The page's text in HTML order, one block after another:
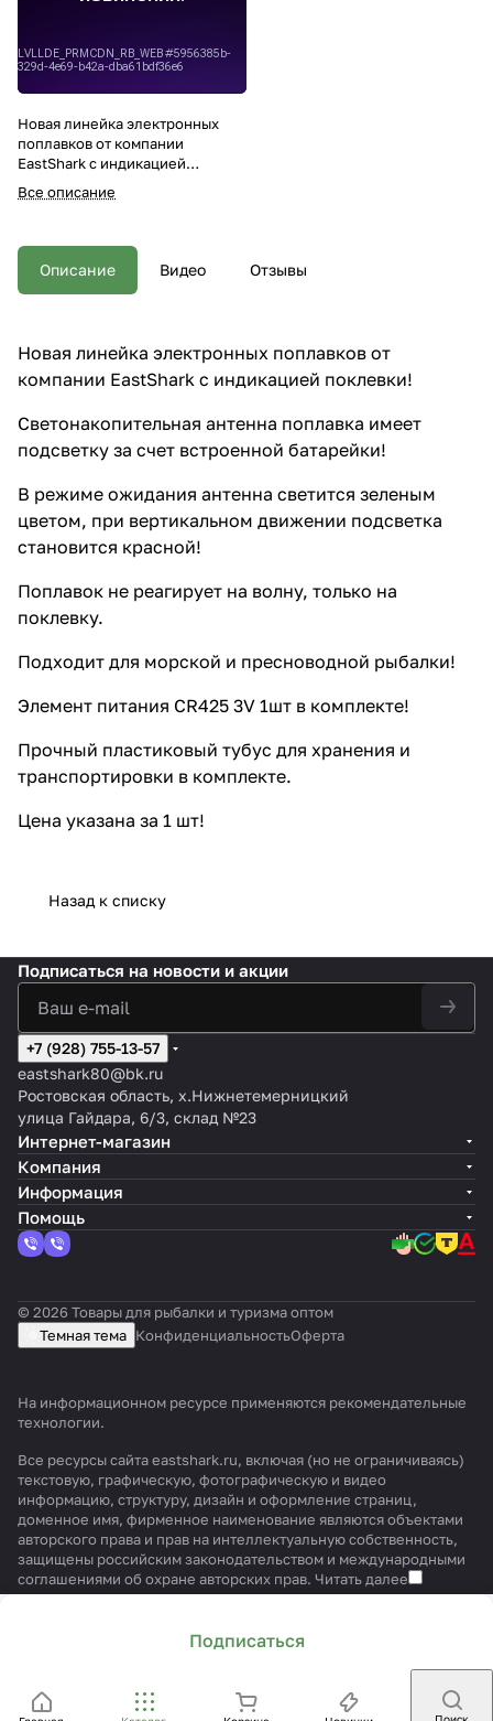
Новая линейка электронных
поплавков от компании
EastShark с индикацией
поклевки! Светонакопительная
антенна поплавка имеет
батарейки! В режиме ожидания
антенна светится зеленым
цветом, при вертикальном
поклевку. Подходит для
морской и пресноводной
CR425 3V 1шт в комплекте!
хранения и транспортировки в
шт!
Все описание
Описание Видео Отзывы
Новая линейка электронных поплавков от
компании EastShark с индикацией поклевки!
Светонакопительная антенна поплавка имеет
подсветку за счет встроенной батарейки!
В режиме ожидания антенна светится зеленым
цветом, при вертикальном движении подсветка
становится красной!
Поплавок не реагирует на волну, только на
поклевку.
Подходит для морской и пресноводной рыбалки!
Элемент питания CR425 3V 1шт в комплекте!
Прочный пластиковый тубус для хранения и
транспортировки в комплекте.
Цена указана за 1 шт!
Назад к списку
Подписаться
Подписаться на новости и акции
+7 (928) 755-13-57
eastshark80@bk.ru
Ростовская область, х.Нижнетемерницкий
улица Гайдара, 6/3, склад №23
Интернет-магазин
Компания
Информация
Помощь
© 2026 Товары для рыбалки и туризма оптом
Темная тема КонфиденциальностьОферта
На информационном ресурсе применяются рекомендательные
технологии.
Все ресурсы сайта eastshark.ru, включая (но не ограничиваясь)
текстовую, графическую, фотографическую и видео
информацию, структуру, дизайн и оформление страниц,
доменное имя, фирменное наименование являются объектами
авторского права и прав на интеллектуальную собственность,
защищены российским законодательством и международными
соглашениями об охране авторских прав. Читать далее